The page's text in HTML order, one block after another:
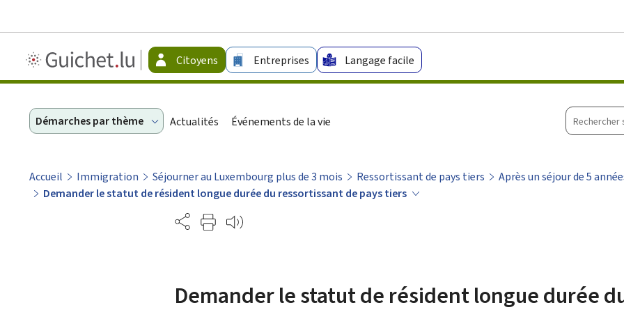
Guichet.lu
-
Citoyens Entreprises Langage facile
Démarches par thème Actualités Événements de la vie
sur
site
Accueil Immigration Séjourner au Luxembourg plus de 3 mois Ressortissant de pays tiers
Après un séjour de 5
Demander le statut de résident longue durée du ressortissant de pays tiers
Partage
Demander le statut de résident longue durée